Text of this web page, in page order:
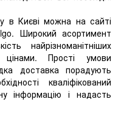
в Києві можна на сайті
Широкий асортимент
найрізноманітніших
цінами. Прості умови
доставка порадують
кваліфікований
інформацію і надасть